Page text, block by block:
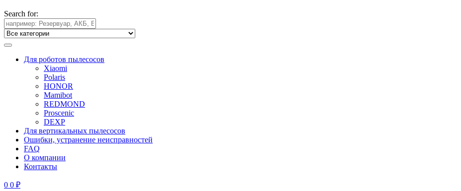
Search for:
Для роботов пылесосов
Xiaomi
Polaris
HONOR
Mamibot
REDMOND
Proscenic
DEXP
Для вертикальных пылесосов
Ошибки, устранение неисправностей
FAQ
О компании
Контакты
0 0 ₽